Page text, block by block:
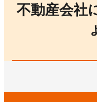
不動産会社